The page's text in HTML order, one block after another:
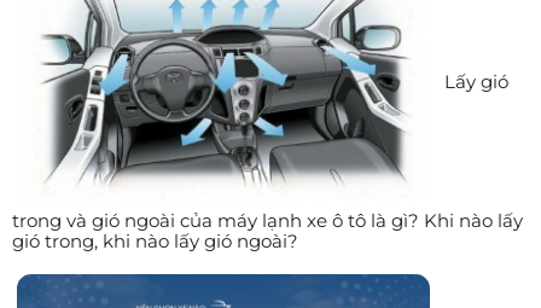
Lấy gió
trong và gió ngoài của máy lạnh xe ô tô là gì? Khi nào lấy
gió trong, khi nào lấy gió ngoài?